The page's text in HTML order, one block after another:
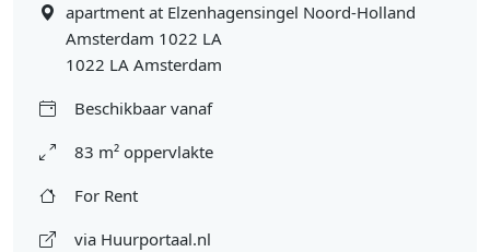
apartment at Elzenhagensingel Noord-Holland
Amsterdam 1022 LA
1022 LA Amsterdam
Beschikbaar vanaf
83 m² oppervlakte
For Rent
via Huurportaal.nl